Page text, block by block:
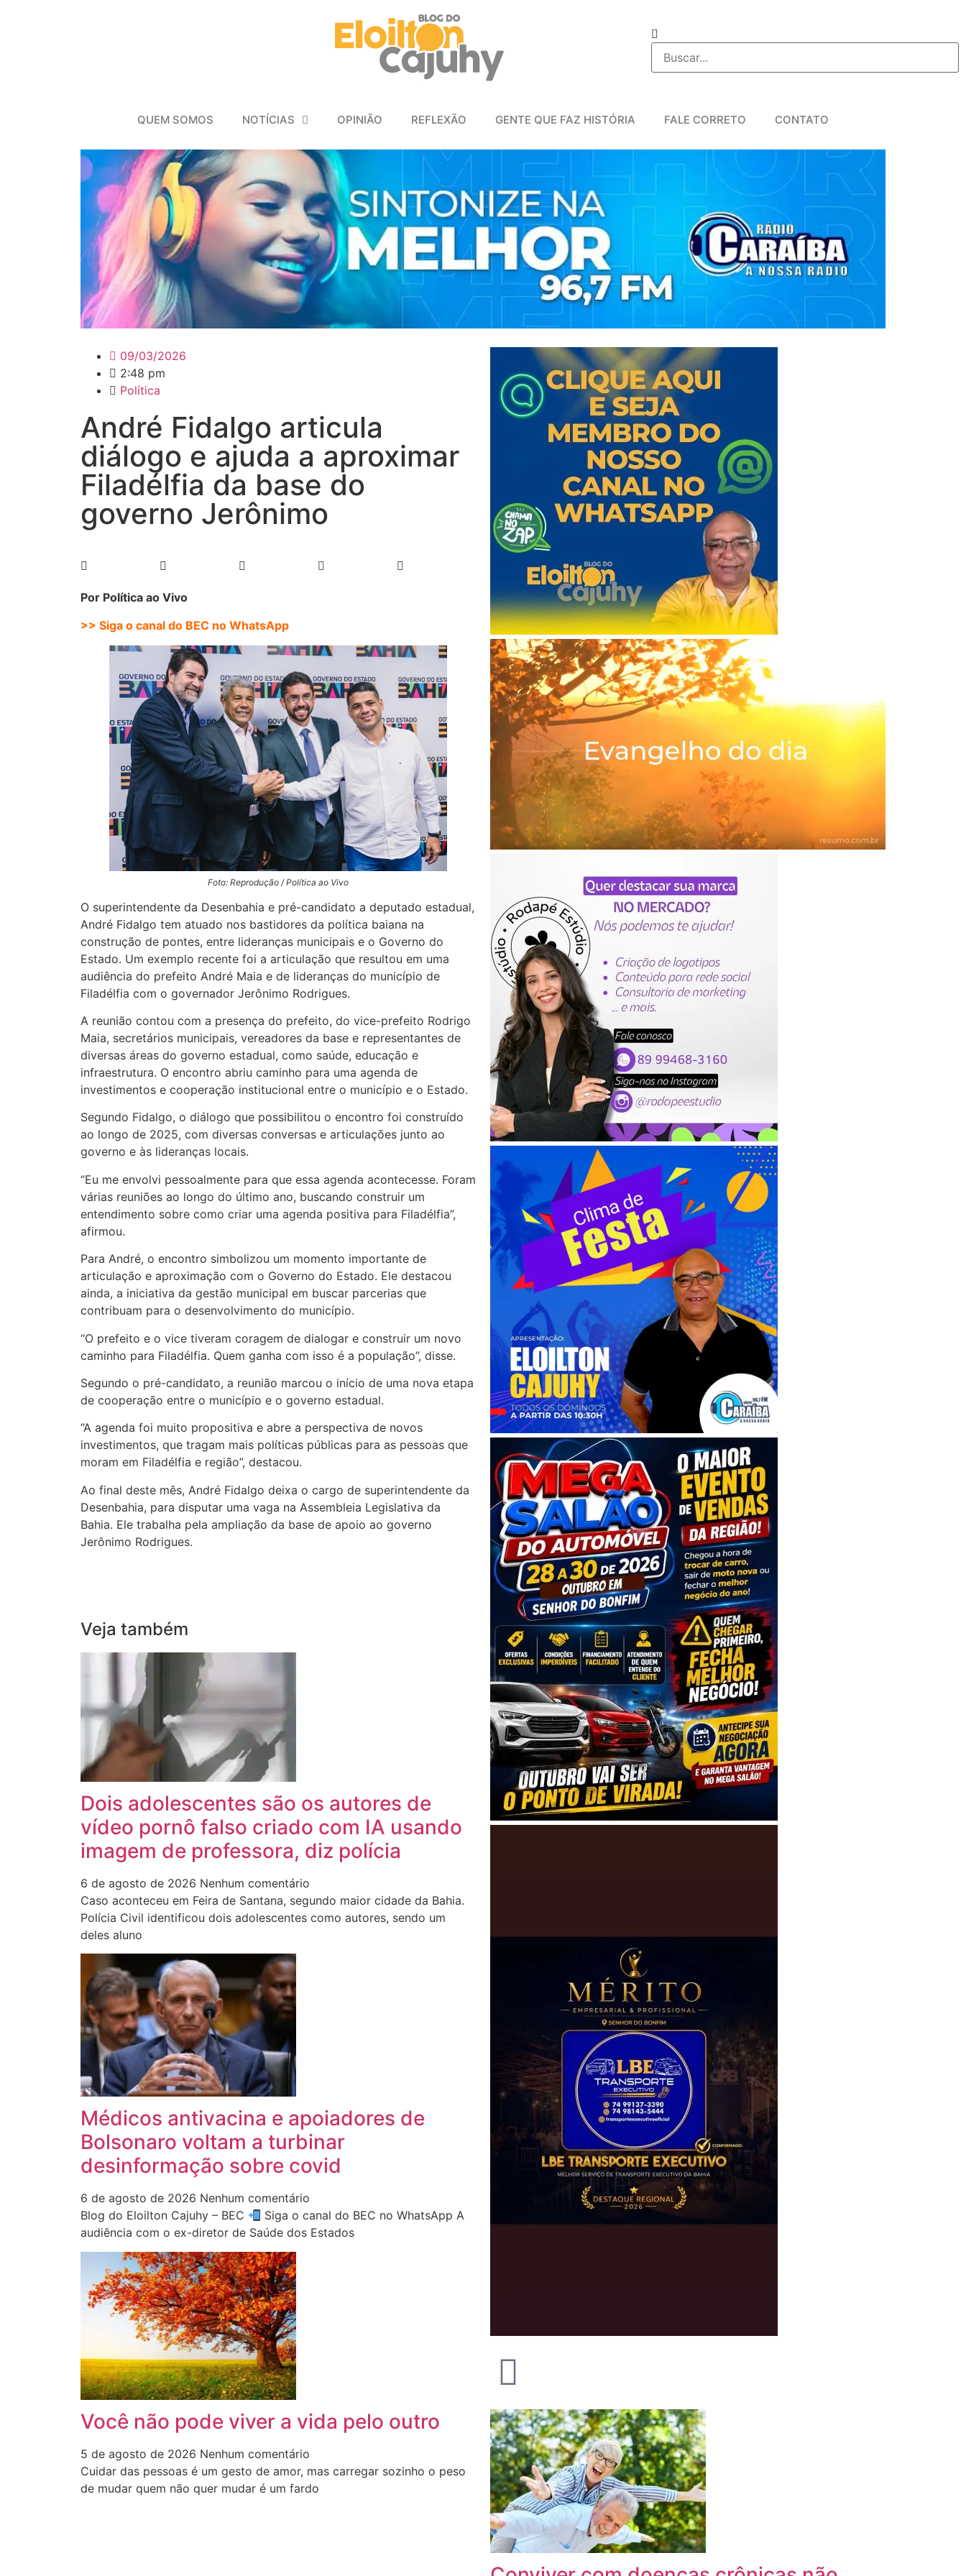
QUEM SOMOS NOTÍCIAS OPINIÃO REFLEXÃO GENTE QUE FAZ HISTÓRIA FALE CORRETO CONTATO
09/03/2026
2:48 pm
Política
André Fidalgo articula
diálogo e ajuda a aproximar
Filadélfia da base do
governo Jerônimo
Por Política ao Vivo
>> Siga o canal do BEC no WhatsApp
Foto: Reprodução / Política ao Vivo
O superintendente da Desenbahia e pré-candidato a deputado estadual,
André Fidalgo tem atuado nos bastidores da política baiana na
construção de pontes, entre lideranças municipais e o Governo do
Estado. Um exemplo recente foi a articulação que resultou em uma
audiência do prefeito André Maia e de lideranças do município de
Filadélfia com o governador Jerônimo Rodrigues.
A reunião contou com a presença do prefeito, do vice-prefeito Rodrigo
Maia, secretários municipais, vereadores da base e representantes de
diversas áreas do governo estadual, como saúde, educação e
infraestrutura. O encontro abriu caminho para uma agenda de
investimentos e cooperação institucional entre o município e o Estado.
Segundo Fidalgo, o diálogo que possibilitou o encontro foi construído
ao longo de 2025, com diversas conversas e articulações junto ao
governo e às lideranças locais.
“Eu me envolvi pessoalmente para que essa agenda acontecesse. Foram
várias reuniões ao longo do último ano, buscando construir um
entendimento sobre como criar uma agenda positiva para Filadélfia”,
afirmou.
Para André, o encontro simbolizou um momento importante de
articulação e aproximação com o Governo do Estado. Ele destacou
ainda, a iniciativa da gestão municipal em buscar parcerias que
contribuam para o desenvolvimento do município.
“O prefeito e o vice tiveram coragem de dialogar e construir um novo
caminho para Filadélfia. Quem ganha com isso é a população”, disse.
Segundo o pré-candidato, a reunião marcou o início de uma nova etapa
de cooperação entre o município e o governo estadual.
“A agenda foi muito propositiva e abre a perspectiva de novos
investimentos, que tragam mais políticas públicas para as pessoas que
moram em Filadélfia e região”, destacou.
Ao final deste mês, André Fidalgo deixa o cargo de superintendente da
Desenbahia, para disputar uma vaga na Assembleia Legislativa da
Bahia. Ele trabalha pela ampliação da base de apoio ao governo
Jerônimo Rodrigues.
Veja também
Dois adolescentes são os autores de
vídeo pornô falso criado com IA usando
imagem de professora, diz polícia
6 de agosto de 2026 Nenhum comentário
Caso aconteceu em Feira de Santana, segundo maior cidade da Bahia.
Polícia Civil identificou dois adolescentes como autores, sendo um
deles aluno
Médicos antivacina e apoiadores de
Bolsonaro voltam a turbinar
desinformação sobre covid
6 de agosto de 2026 Nenhum comentário
Blog do Eloilton Cajuhy – BEC
Siga o canal do BEC no WhatsApp A
audiência com o ex-diretor de Saúde dos Estados
Você não pode viver a vida pelo outro
5 de agosto de 2026 Nenhum comentário
Cuidar das pessoas é um gesto de amor, mas carregar sozinho o peso
de mudar quem não quer mudar é um fardo